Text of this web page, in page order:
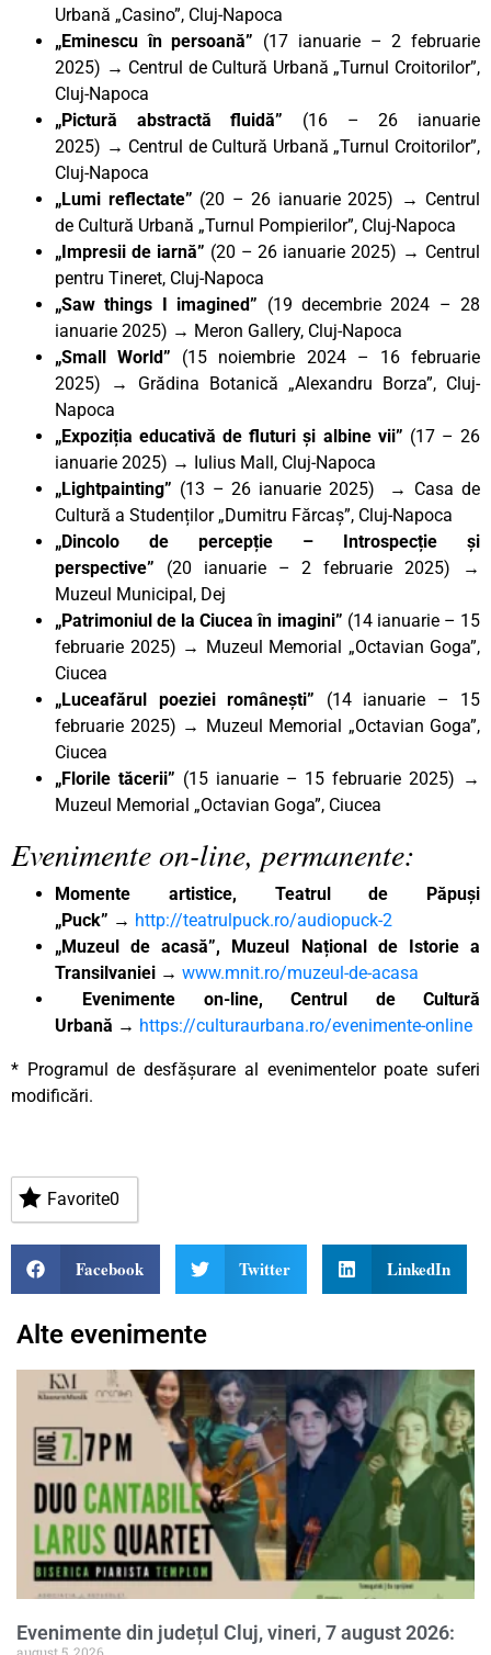
Urbană „Casino”, Cluj-Napoca
„Eminescu în persoană” (17 ianuarie – 2 februarie
2025) → Centrul de Cultură Urbană „Turnul Croitorilor”,
Cluj-Napoca
„Pictură abstractă fluidă” (16 – 26 ianuarie
2025) → Centrul de Cultură Urbană „Turnul Croitorilor”,
Cluj-Napoca
„Lumi reflectate” (20 – 26 ianuarie 2025) → Centrul
de Cultură Urbană „Turnul Pompierilor”, Cluj-Napoca
„Impresii de iarnă” (20 – 26 ianuarie 2025) → Centrul
pentru Tineret, Cluj-Napoca
„Saw things I imagined” (19 decembrie 2024 – 28
ianuarie 2025) → Meron Gallery, Cluj-Napoca
„Small World” (15 noiembrie 2024 – 16 februarie
2025) → Grădina Botanică „Alexandru Borza”, Cluj-
Napoca
„Expoziția educativă de fluturi și albine vii” (17 – 26
ianuarie 2025) → Iulius Mall, Cluj-Napoca
„Lightpainting” (13 – 26 ianuarie 2025) → Casa de
Cultură a Studenților „Dumitru Fărcaș”, Cluj-Napoca
„Dincolo de percepție – Introspecție și
perspective” (20 ianuarie – 2 februarie 2025) →
Muzeul Municipal, Dej
„Patrimoniul de la Ciucea în imagini” (14 ianuarie – 15
februarie 2025) → Muzeul Memorial „Octavian Goga”,
Ciucea
„Luceafărul poeziei românești” (14 ianuarie – 15
februarie 2025) → Muzeul Memorial „Octavian Goga”,
Ciucea
„Florile tăcerii” (15 ianuarie – 15 februarie 2025) →
Muzeul Memorial „Octavian Goga”, Ciucea
Evenimente on-line, permanente:
Momente artistice, Teatrul de Păpuși
„Puck” → http://teatrulpuck.ro/audiopuck-2
„Muzeul de acasă”, Muzeul Național de Istorie a
Transilvaniei → www.mnit.ro/muzeul-de-acasa
Evenimente on-line, Centrul de Cultură
Urbană → https://culturaurbana.ro/evenimente-online
* Programul de desfășurare al evenimentelor poate suferi
modificări.
Favorite0
Facebook Twitter LinkedIn
Alte evenimente
Evenimente din județul Cluj, vineri, 7 august 2026: